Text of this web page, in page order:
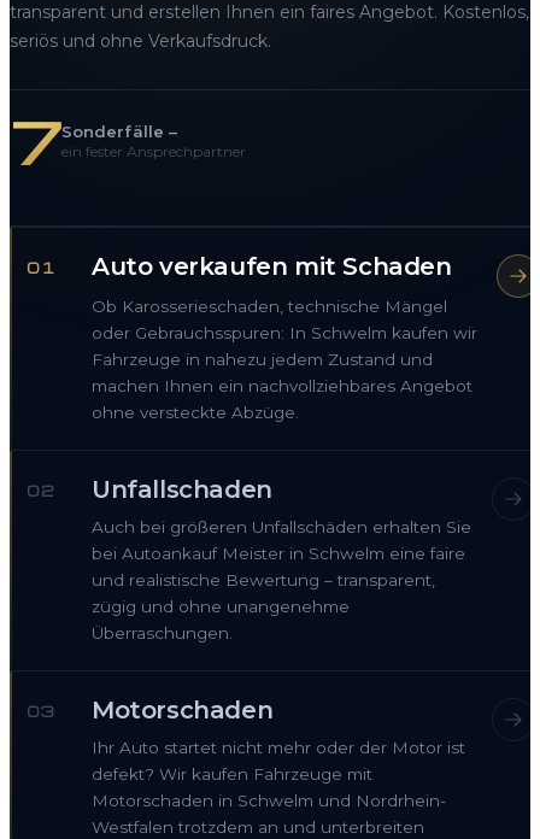
transparent und erstellen Ihnen ein faires Angebot. Kostenlos,
seriös und ohne Verkaufsdruck.
7Sonderfälle –
ein fester Ansprechpartner
01 Auto verkaufen mit Schaden
Ob Karosserieschaden, technische Mängel
oder Gebrauchsspuren: In Schwelm kaufen wir
Fahrzeuge in nahezu jedem Zustand und
machen Ihnen ein nachvollziehbares Angebot
ohne versteckte Abzüge.
02 Unfallschaden
Auch bei größeren Unfallschäden erhalten Sie
bei Autoankauf Meister in Schwelm eine faire
und realistische Bewertung – transparent,
zügig und ohne unangenehme
Überraschungen.
03 Motorschaden
Ihr Auto startet nicht mehr oder der Motor ist
defekt? Wir kaufen Fahrzeuge mit
Motorschaden in Schwelm und Nordrhein-
Westfalen trotzdem an und unterbreiten